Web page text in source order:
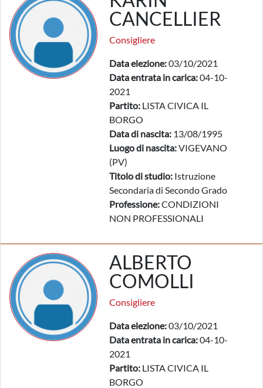
CANCELLIER
Consigliere
Data elezione:03/10/2021
Data entrata in carica:04-10-
2021
Partito: LISTA CIVICA IL
BORGO
Data di nascita: 13/08/1995
Luogo di nascita:VIGEVANO
(PV)
Titolo di studio: Istruzione
Secondaria di Secondo Grado
Professione:CONDIZIONI
NON PROFESSIONALI
ALBERTO
COMOLLI
Consigliere
Data elezione:03/10/2021
Data entrata in carica:04-10-
2021
Partito: LISTA CIVICA IL
BORGO